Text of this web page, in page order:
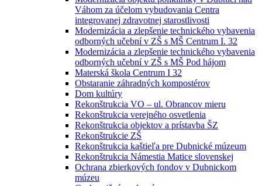
Váhom za účelom vybudovania Centra
integrovanej zdravotnej starostlivosti
Modernizácia a zlepšenie technického vybavenia
odborných učební v ZŠ s MŠ Centrum I. 32
Modernizácia a zlepšenie technického vybavenia
odborných učební v ZŠ s MŠ Pod hájom
Materská škola Centrum I 32
Obstaranie záhradných kompostérov
Dom kultúry
Rekonštrukcia VO – ul. Obrancov mieru
Rekonštrukcia verejného osvetlenia
Rekonštrukcia objektov a prístavba ŠZ
Rekonštrukcie ZŠ
Rekonštrukcia kaštieľa pre Dubnické múzeum
Rekonštrukcia Námestia Matice slovenskej
Ochrana zbierkových fondov v Dubnickom
múzeu